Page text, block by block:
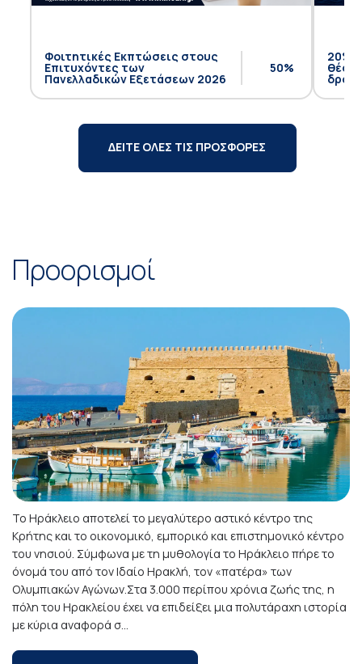
Φοιτητικές Εκπτώσεις στους
Επιτυχόντες των
Πανελλαδικών Εξετάσεων 2026
50%
20%
θέση
ΔΕΙΤΕ ΟΛΕΣ ΤΙΣ ΠΡΟΣΦΟΡΕΣ
Προορισμοί
Το Ηράκλειο αποτελεί το μεγαλύτερο αστικό κέντρο της
Κρήτης και το οικονομικό, εμπορικό και επιστημονικό κέντρο
του νησιού. Σύμφωνα με τη μυθολογία το Ηράκλειο πήρε το
όνομά του από τον Ιδαίο Ηρακλή, τον «πατέρα» των
Ολυμπιακών Αγώνων.Στα 3.000 περίπου χρόνια ζωής της, η
πόλη του Ηρακλείου έχει να επιδείξει μια πολυτάραχη ιστορία
με κύρια αναφορά σ...